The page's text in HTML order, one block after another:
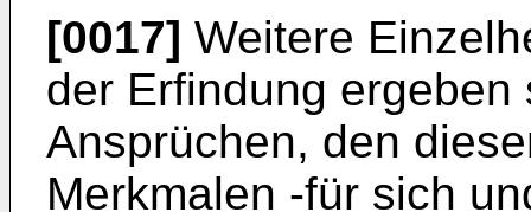
[0017] Weitere
der Erfindung
Ansprüchen, den
Merkmalen -für sich